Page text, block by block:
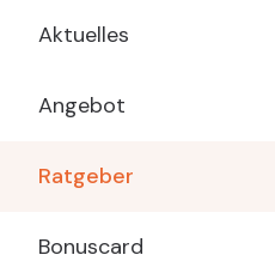
dropa
Aktuelles
Angebot
Ratgeber
Bonuscard